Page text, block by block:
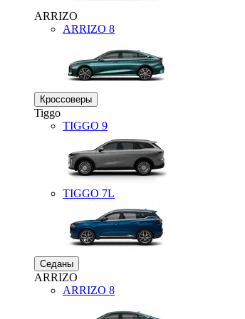
ARRIZO
ARRIZO 8
Кроссоверы
Tiggo
TIGGO 9
TIGGO 7L
Седаны
ARRIZO
ARRIZO 8